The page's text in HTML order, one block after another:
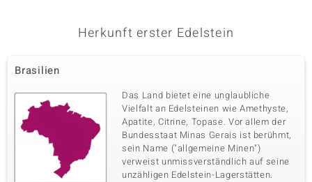
Herkunft erster Edelstein
Brasilien
Das Land bietet eine unglaubliche
Vielfalt an Edelsteinen wie Amethyste,
Apatite, Citrine, Topase. Vor allem der
Bundesstaat Minas Gerais ist berühmt,
sein Name ("allgemeine Minen")
verweist unmissverständlich auf seine
unzähligen Edelstein-Lagerstätten.